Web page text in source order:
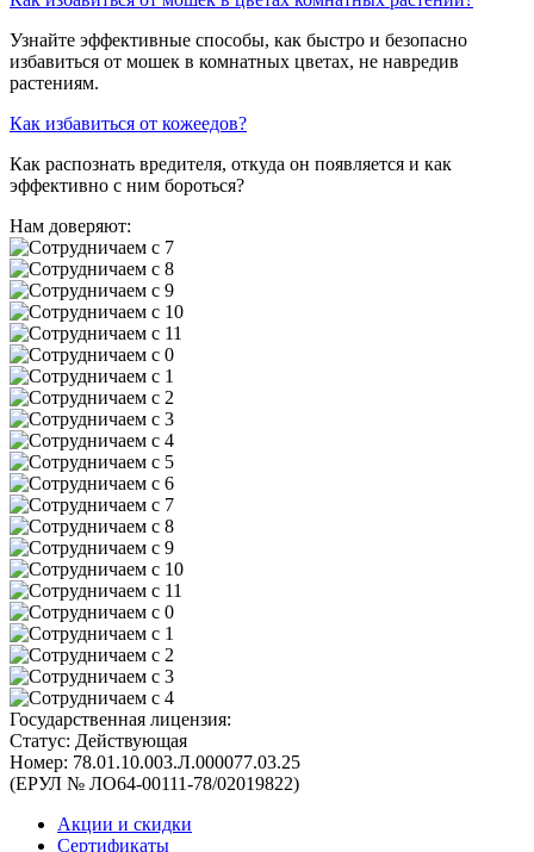
Узнайте эффективные способы, как быстро и безопасно
избавиться от мошек в комнатных цветах, не навредив
растениям.
Как избавиться от кожеедов?
Как распознать вредителя, откуда он появляется и как
эффективно с ним бороться?
Нам доверяют:
Государственная лицензия:
Статус: Действующая
Номер: 78.01.10.003.Л.000077.03.25
(ЕРУЛ № ЛО64-00111-78/02019822)
Акции и скидки
Сертификаты